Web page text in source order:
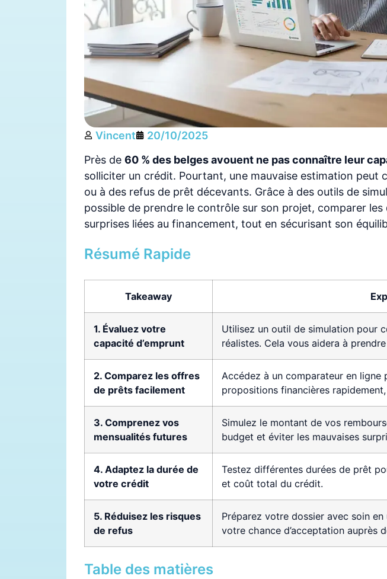
Vincent
20/10/2025
Près de 60 % des belges avouent ne pas connaître leur
solliciter un crédit. Pourtant, une mauvaise estimation peut
ou à des refus de prêt décevants. Grâce à des outils de
possible de prendre le contrôle sur son projet, comparer
surprises liées au financement, tout en sécurisant son
Résumé Rapide
Takeaway
1. Évaluez votre
capacité d’emprunt
Utilisez un outil de simulation pour
réalistes. Cela vous aidera à
2. Comparez les offres
de prêts facilement
Accédez à un comparateur en
propositions financières
3. Comprenez vos
mensualités futures
Simulez le montant de vos
budget et éviter les mauvaises
4. Adaptez la durée de
votre crédit
Testez différentes durées de prêt
et coût total du crédit.
5. Réduisez les risques
de refus
Préparez votre dossier avec soin
votre chance d’acceptation auprès
Table des matières